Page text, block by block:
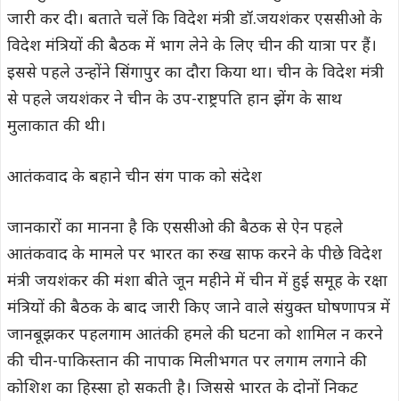
जारी कर दी। बताते चलें कि विदेश मंत्री डॉ.जयशंकर एससीओ के
विदेश मंत्रियों की बैठक में भाग लेने के लिए चीन की यात्रा पर हैं।
इससे पहले उन्होंने सिंगापुर का दौरा किया था। चीन के विदेश मंत्री
से पहले जयशंकर ने चीन के उप-राष्ट्रपति हान झेंग के साथ
मुलाकात की थी।
आतंकवाद के बहाने चीन संग पाक को संदेश
जानकारों का मानना है कि एससीओ की बैठक से ऐन पहले
आतंकवाद के मामले पर भारत का रुख साफ करने के पीछे विदेश
मंत्री जयशंकर की मंशा बीते जून महीने में चीन में हुई समूह के रक्षा
मंत्रियों की बैठक के बाद जारी किए जाने वाले संयुक्त घोषणापत्र में
जानबूझकर पहलगाम आतंकी हमले की घटना को शामिल न करने
की चीन-पाकिस्तान की नापाक मिलीभगत पर लगाम लगाने की
कोशिश का हिस्सा हो सकती है। जिससे भारत के दोनों निकट